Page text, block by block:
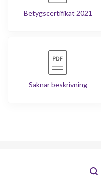
Betygscertifikat 2021
Saknar beskrivning